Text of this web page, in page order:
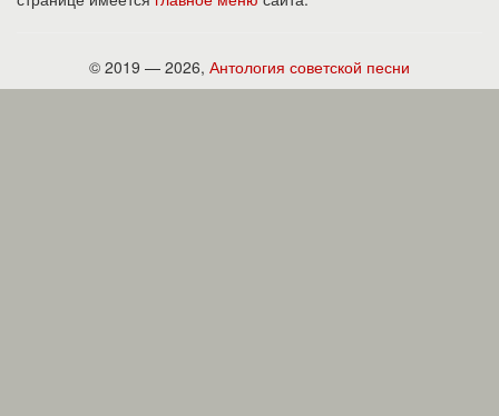
© 2019 — 2026, Антология советской песни